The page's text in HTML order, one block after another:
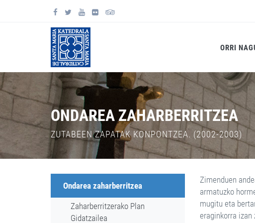
ORRI
ONDAREA ZAHARBERRITZEA
ZUTABEEN ZAPATAK KONPONTZEA. (2002-2003)
Ondarea zaharberritzea
Zaharberritzerako Plan
Gidatzailea
Zimenduen
armatuzko
mugitu eta
eraginkorra izan